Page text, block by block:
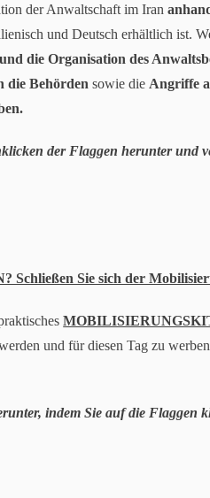
der Anwaltschaft im Iran
und Deutsch erhältlich ist.
die Organisation des
die Behördensowie die Angriffe
der Flaggen herunter und
Sie sich der
und für diesen Tag zu
indem Sie auf die Flaggen